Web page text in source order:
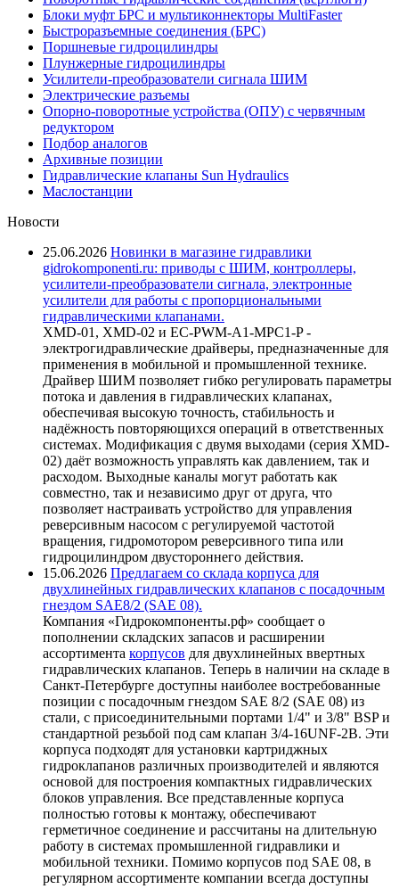
Блоки муфт БРС и мультиконнекторы MultiFaster
Быстроразъемные соединения (БРС)
Поршневые гидроцилиндры
Плунжерные гидроцилиндры
Усилители-преобразователи сигнала ШИМ
Электрические разъемы
Опорно-поворотные устройства (ОПУ) с червячным
редуктором
Подбор аналогов
Архивные позиции
Гидравлические клапаны Sun Hydraulics
Маслостанции
Новости
25.06.2026 Новинки в магазине гидравлики
gidrokomponenti.ru: приводы с ШИМ, контроллеры,
усилители-преобразователи сигнала, электронные
усилители для работы с пропорциональными
гидравлическими клапанами.
XMD-01, XMD-02 и EC-PWM-A1-MPC1-P -
электрогидравлические драйверы, предназначенные для
применения в мобильной и промышленной технике.
Драйвер ШИМ позволяет гибко регулировать параметры
потока и давления в гидравлических клапанах,
обеспечивая высокую точность, стабильность и
надёжность повторяющихся операций в ответственных
системах. Модификация с двумя выходами (серия XMD-
02) даёт возможность управлять как давлением, так и
расходом. Выходные каналы могут работать как
совместно, так и независимо друг от друга, что
позволяет настраивать устройство для управления
реверсивным насосом с регулируемой частотой
вращения, гидромотором реверсивного типа или
гидроцилиндром двустороннего действия.
15.06.2026 Предлагаем со склада корпуса для
двухлинейных гидравлических клапанов с посадочным
гнездом SAE8/2 (SAE 08).
Компания «Гидрокомпоненты.рф» сообщает о
пополнении складских запасов и расширении
ассортимента корпусов для двухлинейных ввертных
гидравлических клапанов. Теперь в наличии на складе в
Санкт-Петербурге доступны наиболее востребованные
позиции с посадочным гнездом SAE 8/2 (SAE 08) из
стали, с присоединительными портами 1/4" и 3/8" BSP и
стандартной резьбой под сам клапан 3/4-16UNF-2B. Эти
корпуса подходят для установки картриджных
гидроклапанов различных производителей и являются
основой для построения компактных гидравлических
блоков управления. Все представленные корпуса
полностью готовы к монтажу, обеспечивают
герметичное соединение и рассчитаны на длительную
работу в системах промышленной гидравлики и
мобильной техники. Помимо корпусов под SAE 08, в
регулярном ассортименте компании всегда доступны